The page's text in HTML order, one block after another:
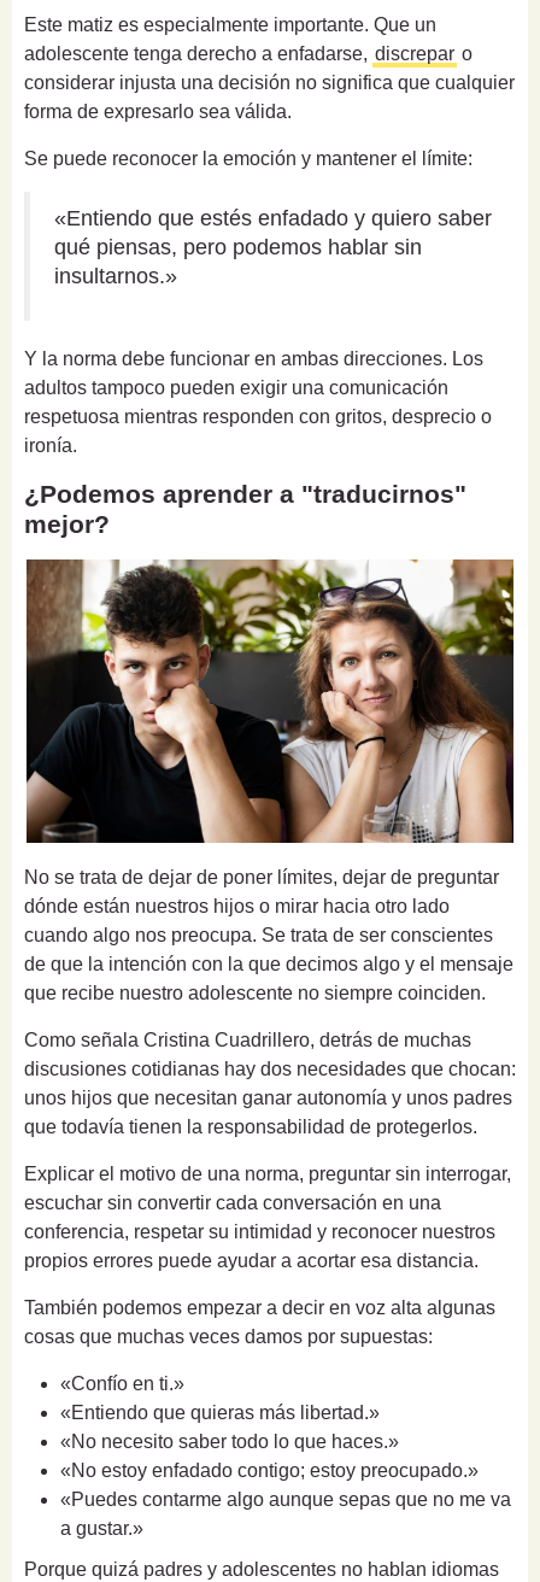
Este matiz es especialmente importante. Que un
adolescente tenga derecho a enfadarse, discrepar o
considerar injusta una decisión no significa que cualquier
forma de expresarlo sea válida.
Se puede reconocer la emoción y mantener el límite:
«Entiendo que estés enfadado y quiero saber
qué piensas, pero podemos hablar sin
insultarnos.»
Y la norma debe funcionar en ambas direcciones. Los
adultos tampoco pueden exigir una comunicación
respetuosa mientras responden con gritos, desprecio o
ironía.
¿Podemos aprender a "traducirnos"
mejor?
No se trata de dejar de poner límites, dejar de preguntar
dónde están nuestros hijos o mirar hacia otro lado
cuando algo nos preocupa. Se trata de ser conscientes
de que la intención con la que decimos algo y el mensaje
que recibe nuestro adolescente no siempre coinciden.
Como señala Cristina Cuadrillero, detrás de muchas
discusiones cotidianas hay dos necesidades que chocan:
unos hijos que necesitan ganar autonomía y unos padres
que todavía tienen la responsabilidad de protegerlos.
Explicar el motivo de una norma, preguntar sin interrogar,
escuchar sin convertir cada conversación en una
conferencia, respetar su intimidad y reconocer nuestros
propios errores puede ayudar a acortar esa distancia.
También podemos empezar a decir en voz alta algunas
cosas que muchas veces damos por supuestas:
«Confío en ti.»
«Entiendo que quieras más libertad.»
«No necesito saber todo lo que haces.»
«No estoy enfadado contigo; estoy preocupado.»
«Puedes contarme algo aunque sepas que no me va
a gustar.»
Porque quizá padres y adolescentes no hablan idiomas